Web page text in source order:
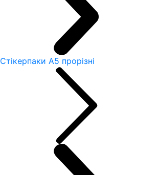
Стікерпаки А5 прорізні